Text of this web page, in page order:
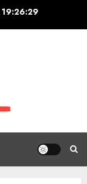
19:26:29